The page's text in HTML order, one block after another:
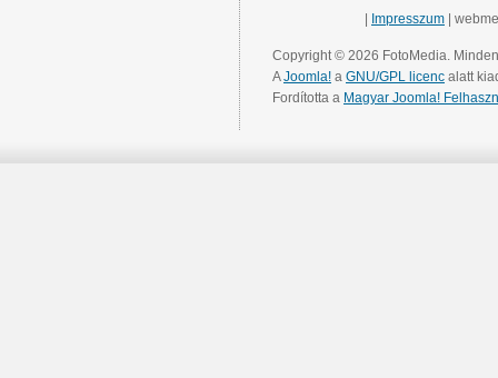
Impresszum |
Copyright © 2026 FotoMedia.
AJoomla! a GNU/GPL licenc alatt
Fordította a Magyar Joomla!